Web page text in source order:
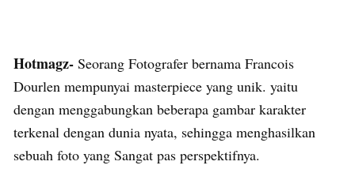
Hotmagz- Seorang Fotografer bernama Francois
Dourlen mempunyai masterpiece yang unik. yaitu
dengan menggabungkan beberapa gambar karakter
terkenal dengan dunia nyata, sehingga menghasilkan
sebuah foto yang Sangat pas perspektifnya.